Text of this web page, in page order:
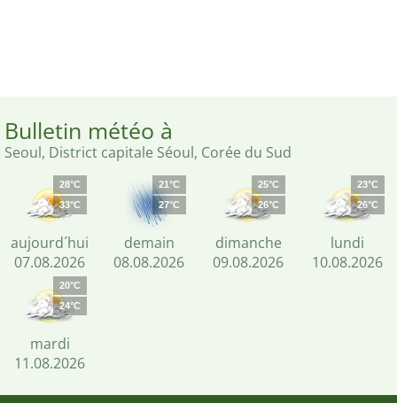
Bulletin météo à
Seoul, District capitale Séoul, Corée du Sud
28°C
33°C
aujourd´hui
07.08.2026
21°C
27°C
demain
08.08.2026
25°C
26°C
dimanche
09.08.2026
23°C
26°C
lundi
10.08.2026
20°C
24°C
mardi
11.08.2026